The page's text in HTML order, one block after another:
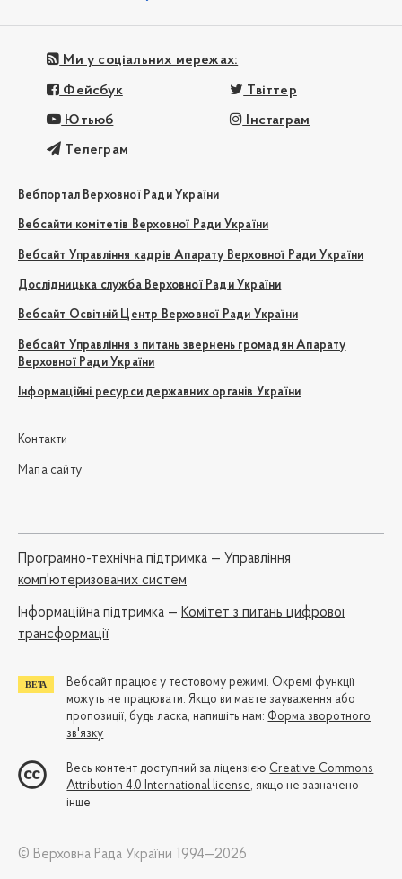
Ми у соціальних мережах:
Фейсбук Твіттер
Ютьюб Інстаграм
Телеграм
Вебпортал Верховної Ради України
Вебсайти комітетів Верховної Ради України
Вебсайт Управління кадрів Апарату Верховної Ради України
Дослідницька служба Верховної Ради України
Вебсайт Освітній Центр Верховної Ради України
Вебсайт Управління з питань звернень громадян Апарату
Верховної Ради України
Інформаційні ресурси державних органів України
Контакти
Мапа сайту
Програмно-технічна підтримка — Управління
комп'ютеризованих систем
Iнформаційна підтримка — Комітет з питань цифрової
трансформації
Вебсайт працює у тестовому режимі. Окремі функції
можуть не працювати. Якщо ви маєте зауваження або
пропозиції, будь ласка, напишіть нам: Форма зворотного
зв'язку
Весь контент доступний за ліцензією Creative Commons
Attribution 4.0 International license, якщо не зазначено
інше
© Верховна Рада України 1994—2026